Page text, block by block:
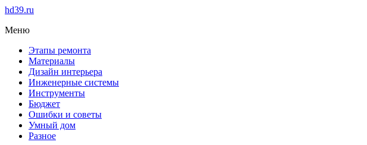
hd39.ru
Меню
Этапы ремонта
Материалы
Дизайн интерьера
Инженерные системы
Инструменты
Бюджет
Ошибки и советы
Умный дом
Разное